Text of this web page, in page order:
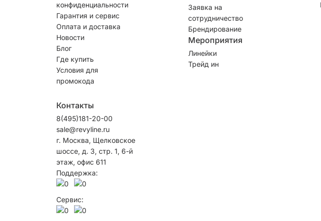
конфиденциальности
Гарантия и сервис
Оплата и доставка
Новости
Блог
Где купить
Условия для
промокода
Заявка на
сотрудничество
Брендирование
Мероприятия
Линейки
Трейд ин
Контакты
8(495)181-20-00
sale@revyline.ru
г. Москва, Щелковское
шоссе, д. 3, стр. 1, 6-й
этаж, офис 611
Поддержка:
Сервис: